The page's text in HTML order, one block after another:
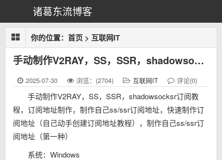
诸葛东流博客
你的位置： 首页 > 互联网IT
手动制作V2RAY，SS，SSR，shadowsocksr订阅教程，订阅地址制作，制作自己ss/ssr订阅地址，快速制作订阅地址（自己动手创建订阅地址教程），制作自己ss/ssr订阅地址（第一种）
2025-07-30 浏览：(2704) 互联网IT 评论(0)
手动制作V2RAY，SS，SSR，shadowsocksr订阅教
程，订阅地址制作，制作自己ss/ssr订阅地址，快速制作订
阅地址（自己动手创建订阅地址教程），制作自己ss/ssr订
阅地址（第一种）
系统：Windows